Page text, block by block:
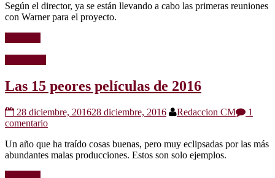
Según el director, ya se están llevando a cabo las primeras reuniones
con Warner para el proyecto.
Las 15 peores películas de 2016
28 diciembre, 201628 diciembre, 2016 Redaccion CM
1
comentario
Un año que ha traído cosas buenas, pero muy eclipsadas por las más
abundantes malas producciones. Estos son solo ejemplos.